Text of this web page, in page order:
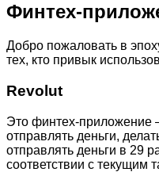
Финтех-
Добро пожаловать в
тех, кто привык
Revolut
Это финтех-приложение
отправлять деньги,
отправлять деньги в 29
соответствии с текущим